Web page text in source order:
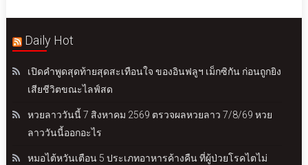
Daily Hot
เปิดคำพูดสุดท้ายสุดสะเทือนใจ ของอินฟลูฯ เม็กซิกัน ก่อนถูกยิง
เสียชีวิตขณะไลฟ์สด
หวยลาววันนี้ 7 สิงหาคม 2569 ตรวจผลหวยลาว 7/8/69 หวย
ลาววันนี้ออกอะไร
หมอไต้หวันเตือน 5 ประเภทอาหารค้างคืน ที่ผู้ป่วยโรคไตไม่